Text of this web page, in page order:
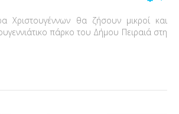
Χριστουγέννων θα ζήσουν μικροί και
πάρκο του Δήμου Πειραιά στη